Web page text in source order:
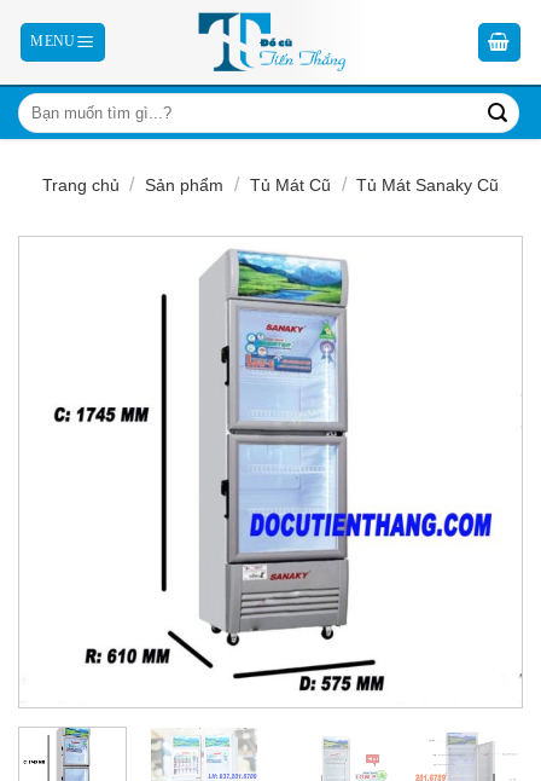
Trang chủ / Sản phẩm / Tủ Mát Cũ / Tủ Mát Sanaky Cũ